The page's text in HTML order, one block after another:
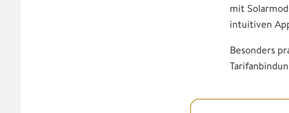
mit
intuitiven
Besonders